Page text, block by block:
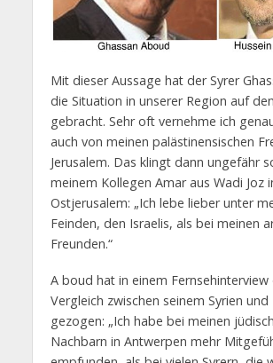
Mit dieser Aussage hat der Syrer
die Situation in unserer Region auf
gebracht. Sehr oft vernehme ich
auch von meinen palästinensischen
Jerusalem. Das klingt dann ungefähr
meinem Kollegen Amar aus Wadi Joz
Ostjerusalem: „Ich lebe lieber unter
Feinden, den Israelis, als bei meinen
Freunden.“
A boud hat in einem Fernsehinterview
Vergleich zwischen seinem Syrien und
gezogen: „Ich habe bei meinen
Nachbarn in Antwerpen mehr